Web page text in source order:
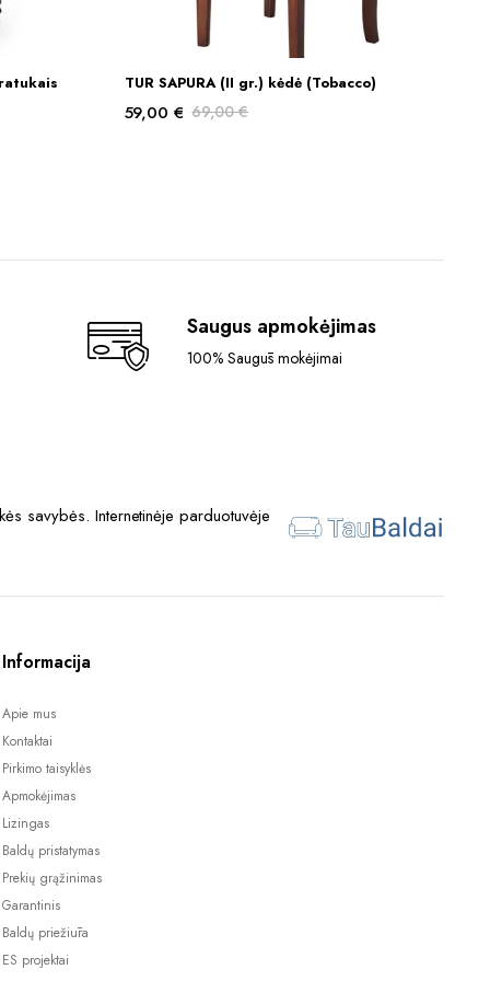
Į KREPŠELĮ
TUR SAPURA (II gr.) kėdė (Tobacco)
69,00€
59,00€
Saugus apmokėjimas
100% Saugūs mokėjimai
savybės. Internetinėje parduotuvėje
Informacija
Apie mus
Kontaktai
Pirkimo taisyklės
Apmokėjimas
Lizingas
Baldų pristatymas
Prekių grąžinimas
Garantinis
Baldų priežiūra
ES projektai